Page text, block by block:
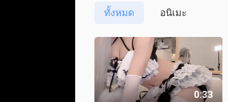
ทั้งหมด อนิเมะ
0:33